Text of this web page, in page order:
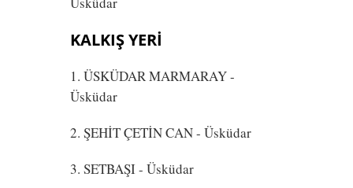
KALKIŞ YERİ
1. ÜSKÜDAR MARMARAY-
Üsküdar
2. ŞEHİT ÇETİN CAN- Üsküdar
3. SETBAŞI- Üsküdar